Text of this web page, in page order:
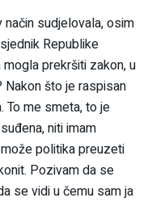
sudjelovala, osim
Republike
prekršiti zakon, u
što je raspisan
To me smeta, to je
niti imam
politika preuzeti
Pozivam da se
se vidi u čemu sam ja